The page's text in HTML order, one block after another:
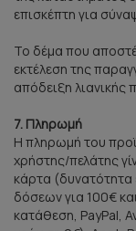
επισκέπτη για
Το δέμα που
εκτέλεση της
απόδειξη λιανικής
7. Πληρωμή
Η πληρωμή του
χρήστης/πελάτης
κάρτα (δυνατότητα
δόσεων για 100€
κατάθεση, PayPal,